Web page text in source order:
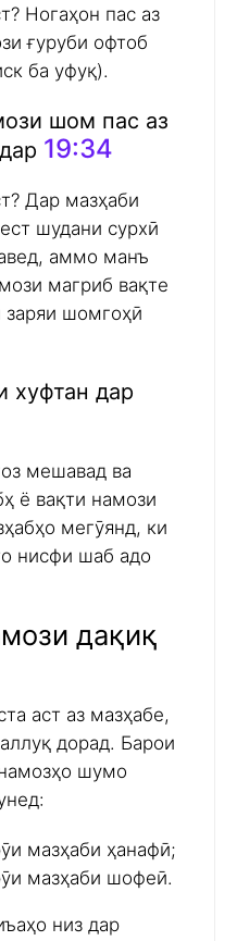
Ногаҳон пас аз
ғуруби офтоб
ба уфуқ).
шом пас аз
19:34
Дар мазҳаби
шудани сурхӣ
аммо манъ
магриб вақте
шомгоҳӣ
дар
мешавад ва
ё вақти намози
мегӯянд, ки
нисфи шаб адо
дақиқ
аст аз мазҳабе,
дорад. Барои
шумо
мазҳаби ҳанафӣ;
мазҳаби шофеӣ.
низ дар